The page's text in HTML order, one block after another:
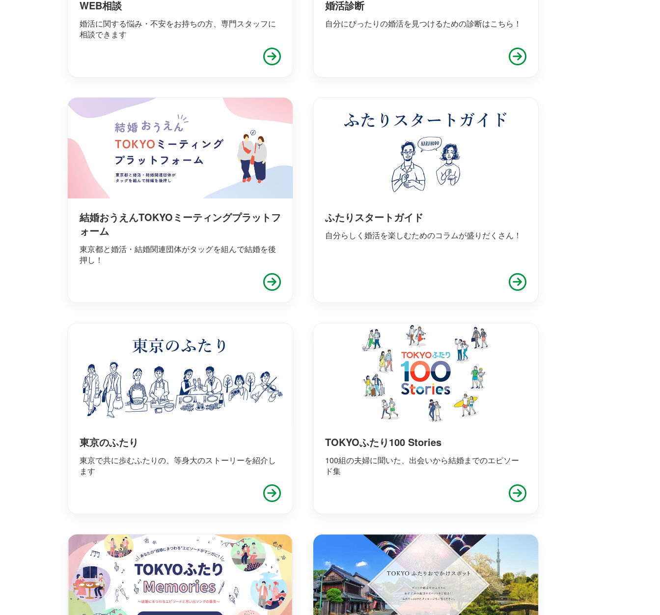
WEB相談
婚活に関する悩み・不安をお持ちの方、専門スタッフに
相談できます
婚活診断
自分にぴったりの婚活を見つけるための診断はこちら！
結婚おうえんTOKYOミーティングプラットフ
ォーム
東京都と婚活・結婚関連団体がタッグを組んで結婚を後
押し！
ふたりスタートガイド
自分らしく婚活を楽しむためのコラムが盛りだくさん！
東京のふたり
東京で共に歩むふたりの、等身大のストーリーを紹介し
ます
TOKYOふたり100 Stories
100組の夫婦に聞いた、出会いから結婚までのエピソー
ド集